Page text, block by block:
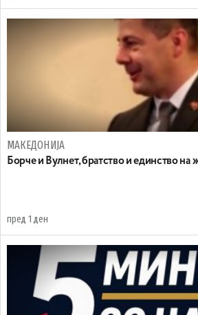
МАКЕДОНИЈА
Борче и Вулнет, братство и единство на
пред 1 ден